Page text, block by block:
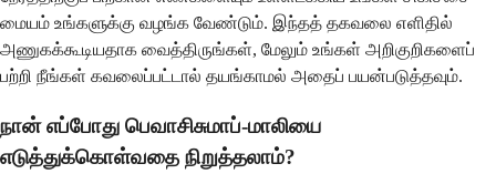
மையம் உங்களுக்கு வழங்க வேண்டும். இந்தத் தகவலை எளிதில்
அணுகக்கூடியதாக வைத்திருங்கள், மேலும் உங்கள் அறிகுறிகளைப்
பற்றி நீங்கள் கவலைப்பட்டால் தயங்காமல் அதைப் பயன்படுத்தவும்.
நான் எப்போது பெவாசிசுமாப்-மாலியை
எடுத்துக்கொள்வதை நிறுத்தலாம்?